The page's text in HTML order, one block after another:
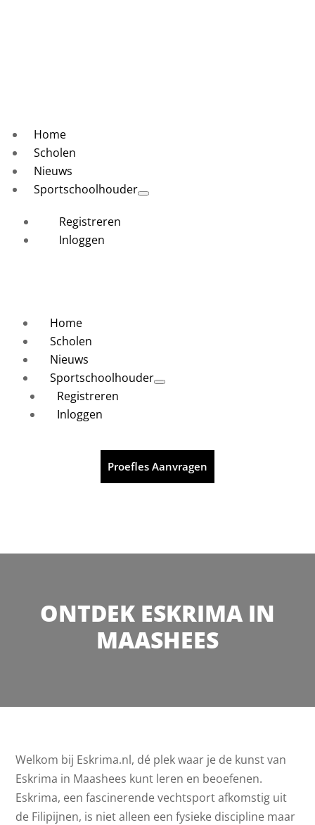
Home
Scholen
Nieuws
Sportschoolhouder
Registreren
Inloggen
Home
Scholen
Nieuws
Sportschoolhouder
Registreren
Inloggen
Proefles Aanvragen
ONTDEK ESKRIMA IN
MAASHEES
Welkom bij Eskrima.nl, dé plek waar je de kunst van
Eskrima in Maashees kunt leren en beoefenen.
Eskrima, een fascinerende vechtsport afkomstig uit
de Filipijnen, is niet alleen een fysieke discipline maar